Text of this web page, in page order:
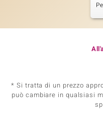
* Si tratta di un prezzo
può cambiare in qualsiasi